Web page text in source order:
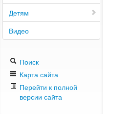
Детям
Видео
Поиск
Карта сайта
Перейти к полной
версии сайта